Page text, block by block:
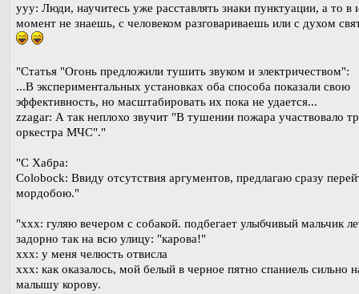
ууу: Люди, научитесь уже расставлять знаки пунктуации, а то в
момент не знаешь, с человеком разговариваешь или с духом
"Статья "Огонь предложили тушить звуком и электричеством":
...В экспериментальных установках оба способа показали свою
эффективность, но масштабировать их пока не удается...
zzagar: А так неплохо звучит "В тушении пожара участвовало
оркестра МЧС"."
"С Хабра:
Colobock: Ввиду отсутствия аргументов, предлагаю сразу
мордобою."
"xxx: гуляю вечером с собакой. подбегает улыбчивый мальчик
задорно так на всю улицу: "карова!"
xxx: у меня челюсть отвисла
xxx: как оказалось, мой белый в черное пятно спаниель сильно
малышу корову.